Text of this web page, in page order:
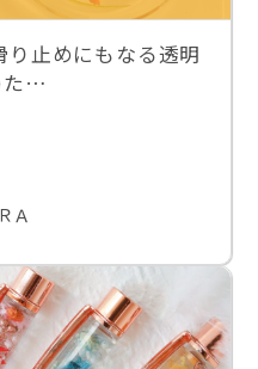
止めにもなる透明
た…
Ａ